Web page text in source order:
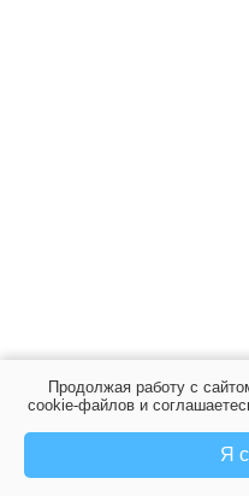
Продолжая работу с
cookie-файлов и
Я